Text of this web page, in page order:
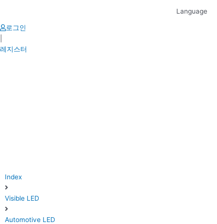
content
Language
로그인
레지스터
Index
Visible LED
Automotive LED